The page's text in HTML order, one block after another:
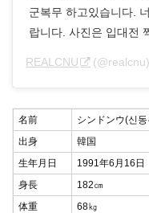
군복무 하고있습니다.
랍니다. 사진은 입대전
REALCNU
名前
シンドンウ(신
出身
韓国
生年月日
1991年6月16日
身長
182㎝
体重
68㎏